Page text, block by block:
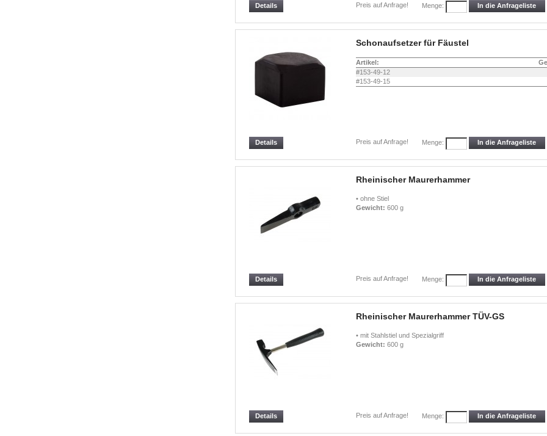
Preis auf Anfrage! Menge: In die Anfrageliste
Details
Schonaufsetzer für Fäustel
Artikel:
#153-49-12
#153-49-15
Preis auf Anfrage! Menge: In die Anfrageliste
Details
Rheinischer Maurerhammer
• ohne Stiel
Gewicht: 600 g
Preis auf Anfrage! Menge: In die Anfrageliste
Details
Rheinischer Maurerhammer TÜV-GS
• mit Stahlstiel und Spezialgriff
Gewicht: 600 g
Preis auf Anfrage! Menge: In die Anfrageliste
Details